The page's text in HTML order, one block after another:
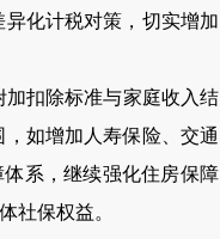
化计税对策，切实增加
扣除标准与家庭收入结
如增加人寿保险、交通
系，继续强化住房保障
社保权益。